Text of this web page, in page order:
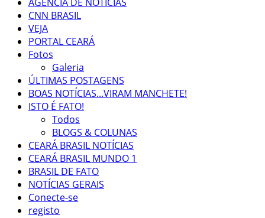
CNN BRASIL
VEJA
PORTAL CEARÁ
Fotos
Galeria
ÚLTIMAS POSTAGENS
BOAS NOTÍCIAS...VIRAM MANCHETE!
ISTO É FATO!
Todos
BLOGS & COLUNAS
CEARÁ BRASIL NOTÍCIAS
CEARÁ BRASIL MUNDO 1
BRASIL DE FATO
NOTÍCIAS GERAIS
Conecte-se
registo